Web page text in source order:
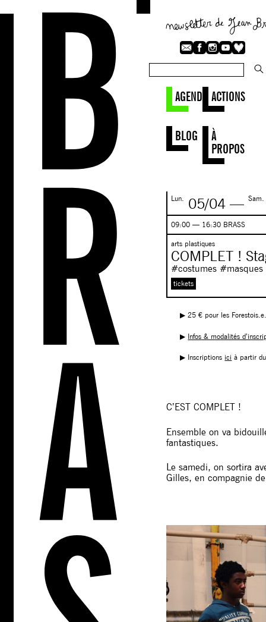
AGENDA ACTIONS
BLOG
À
PROPOS
Lun. 05/04 —Sam.
09:00 — 16:30 BRASS
arts plastiques
COMPLET !
#costumes
tickets
▶︎ 25 € pour les
▶︎ Infos & modalités
▶︎ Inscriptions ici à partir
C’EST COMPLET !
Ensemble on va
fantastiques.
Le samedi, on sortira
Gilles, en compagnie